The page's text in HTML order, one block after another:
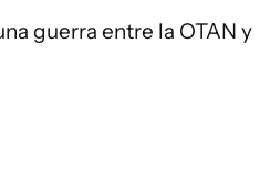
guerra entre la OTAN y